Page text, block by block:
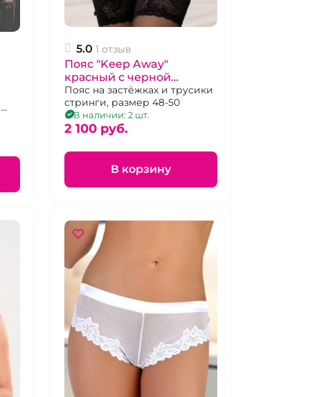
5.0 1 отзыв
Пояс "Keep Away"
красный с черной
кружевной вставкой, 48-
50
Пояс на застёжках и трусики
стринги, размер 48-50
В наличии: 2 шт.
2 100 pуб.
В корзину